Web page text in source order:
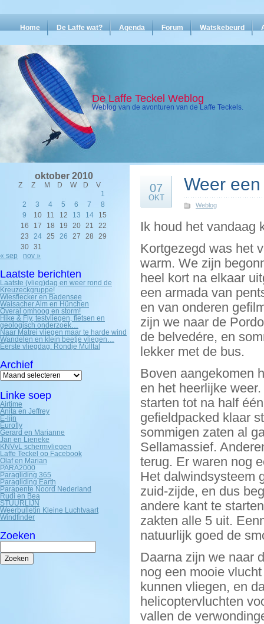
Home De Laffe wat? Agenda Forum Watskebeurd
De Laffe Teckel Weblog
Weblog van de avonturen van de Laffe Teckels.
oktober 2010
Z Z M D W D
V
1
2
3 4 5 6 7
8
9
10 11 12 13 14
15
16
17 18 19 20 21
22
23
24 25 26 27 28
29
30
31
« sep
nov »
Laatste berichten
Laatste (vlieg)dag en weer rond de
Kreuzeckgruppe!
Wiesflecker en Badensee
Waisacher Alm en Hünchen
Overal omhoog en storm!
Hike & Fly, testvliegen, fietsen en
geologisch onderzoek…
Naar Matrei vliegen maar te harde wind
Wandelen en klein beetje vliegen…
Eerste vliegdag: Rondje Mülltal
Archief
Archief
Linke soep
Airtime
Anita en Jeffrey
E-lijn
Eurofly
Gerard en Marianne
Jan en Lieneke
KNVvL schermvliegen
Laffe Teckel op Facebook
Olaf en Marian
PARA2000
Paragliding 365
Paragliding Earth
Parapente Noord Nederland
Rudi en Bea
STUURLIJN
Weerbulletin Kleine Luchtvaart
Windfinder
Zoeken
Zoeken
naar:
07
OKT
Weer
Weblog
Ik houd het vandaag
Kortgezegd was het
warm. We zijn
heel kort na elkaar
een armada van
en van onderen
zijn we naar de
de belvedére, en
lekker met de bus.
Boven aangekomen
en het heerlijke
starten tot na half
gefieldpacked klaar
sommigen zaten al
Sellamassief.
terug. Er waren nog
Het dalwindsysteem
zuid-zijde, en dus
andere kant te
zakten alle 5 uit.
natuurlijk goed de
Daarna zijn we naar
nog een mooie
kunnen vliegen, en
helicoptervluchten
vallen de